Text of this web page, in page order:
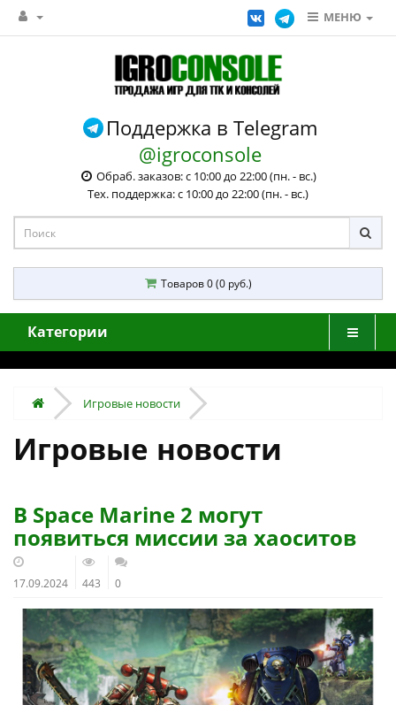
МЕНЮ
Поддержка в Telegram
@igroconsole
Обраб. заказов: с 10:00 до 22:00 (пн. - вс.)
Тех. поддержка: с 10:00 до 22:00 (пн. - вс.)
Товаров 0 (0 руб.)
Категории
Игровые новости
Игровые новости
В Space Marine 2 могут
появиться миссии за хаоситов
17.09.2024 443 0